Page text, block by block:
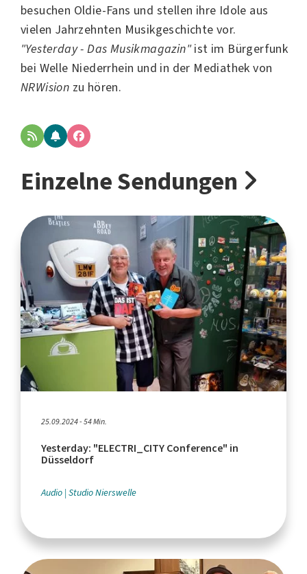
besuchen Oldie-Fans und stellen ihre Idole aus
vielen Jahrzehnten Musikgeschichte vor.
"Yesterday - Das Musikmagazin"ist im Bürgerfunk
bei Welle Niederrhein und in der Mediathek von
NRWision zu hören.
Einzelne Sendungen
25.09.2024 - 54 Min.
Yesterday: "ELECTRI_CITY Conference" in
Düsseldorf
Audio Studio Nierswelle